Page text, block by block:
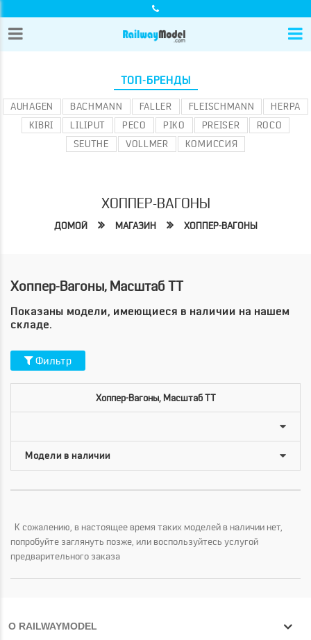
ТОП-БРЕНДЫ
AUHAGEN BACHMANN FALLER FLEISCHMANN
HERPA
KIBRI
LILIPUT PECO PIKO PREISER
ROCO
SEUTHE
VOLLMER КОМИССИЯ
ХОППЕР-ВАГОНЫ
ДОМОЙ МАГАЗИН ХОППЕР-ВАГОНЫ
Хоппер-Вагоны, Масштаб TT
Показаны модели, имеющиеся в наличии на нашем
складе.
Фильтр
Хоппер-Вагоны, Масштаб TT
К сожалению, в настоящее время таких моделей в наличии нет,
попробуйте заглянуть позже, или воспользуйтесь услугой
предварительного заказа
О RAILWAYMODEL